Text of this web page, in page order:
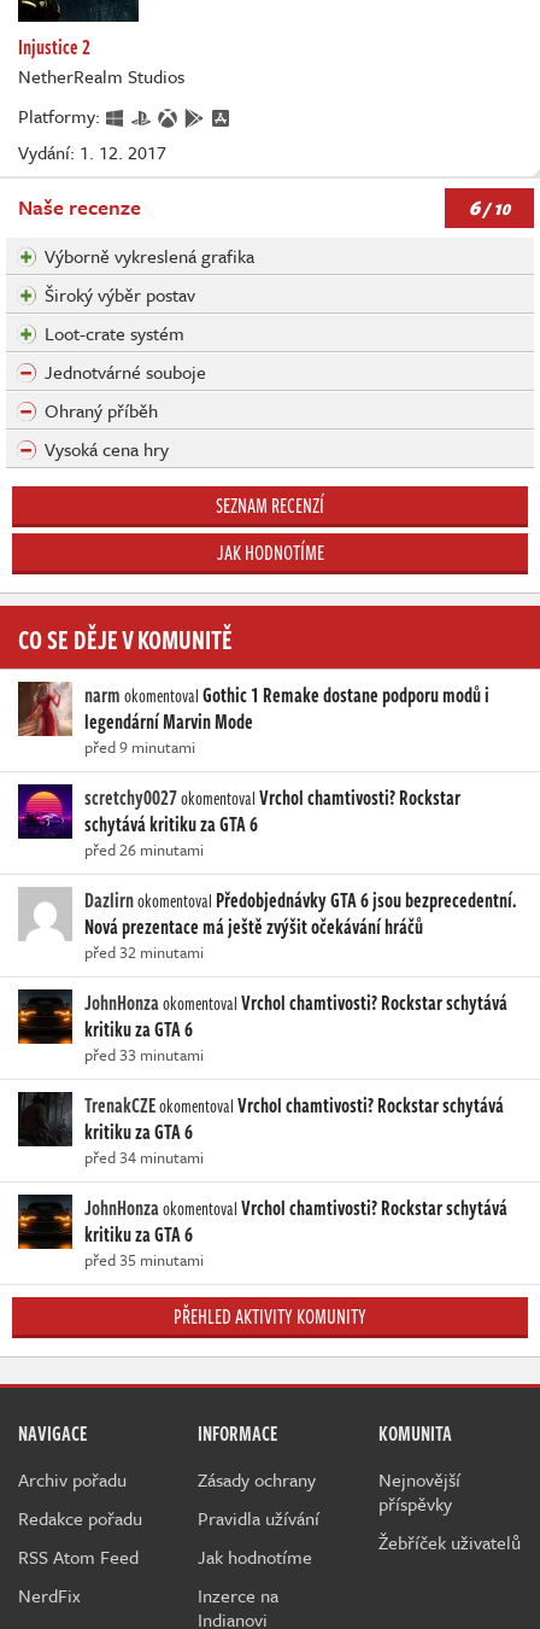
Injustice 2
NetherRealm Studios
Platformy:
Vydání: 1. 12. 2017
Naše recenze 6/ 10
Výborně vykreslená grafika
Široký výběr postav
Loot-crate systém
Jednotvárné souboje
Ohraný příběh
Vysoká cena hry
SEZNAM RECENZÍ
JAK HODNOTÍME
CO SE DĚJE V KOMUNITĚ
narmokomentovalGothic 1 Remake dostane podporu modů i
legendární Marvin Mode
před 9 minutami
scretchy0027okomentovalVrchol chamtivosti? Rockstar
schytává kritiku za GTA 6
před 26 minutami
Dazlirnokomentoval Předobjednávky GTA 6 jsou bezprecedentní.
Nová prezentace má ještě zvýšit očekávání hráčů
před 32 minutami
JohnHonzaokomentovalVrchol chamtivosti? Rockstar schytává
kritiku za GTA 6
před 33 minutami
TrenakCZEokomentovalVrchol chamtivosti? Rockstar schytává
kritiku za GTA 6
před 34 minutami
JohnHonzaokomentovalVrchol chamtivosti? Rockstar schytává
kritiku za GTA 6
před 35 minutami
PŘEHLED AKTIVITY KOMUNITY
NAVIGACE
Archiv pořadu
Redakce pořadu
RSS Atom Feed
NerdFix
INFORMACE
Zásady ochrany
Pravidla užívání
Jak hodnotíme
Inzerce na
Indianovi
KOMUNITA
Nejnovější
příspěvky
Žebříček uživatelů